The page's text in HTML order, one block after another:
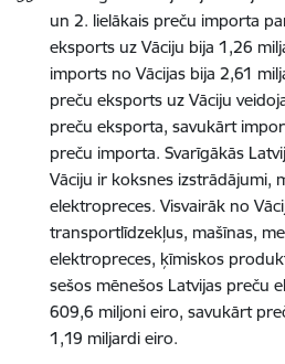
un 2. lielākais preču importa
eksports uz Vāciju bija 1,26
imports no Vācijas bija 2,61
preču eksports uz Vāciju
preču eksporta, savukārt
preču importa. Svarīgākās
Vāciju ir koksnes izstrādājumi,
elektropreces. Visvairāk no
transportlīdzekļus, mašīnas,
elektropreces, ķīmiskos
sešos mēnešos Latvijas preču
609,6 miljoni eiro, savukārt
1,19 miljardi eiro.